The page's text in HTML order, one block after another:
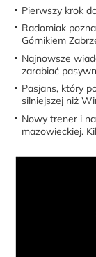
Pierwszy krok
Radomiak
Górnikiem
Najnowsze
zarabiać
Pasjans, który
silniejszej niż
Nowy trener i
mazowieckiej.